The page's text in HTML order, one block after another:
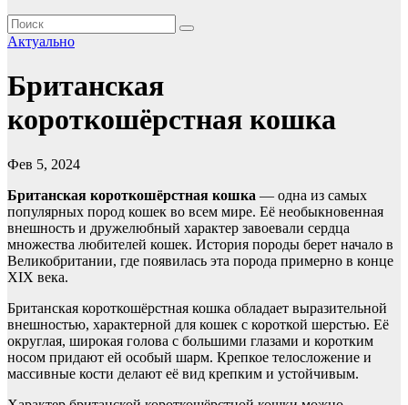
Актуально
Британская
короткошёрстная кошка
Фев 5, 2024
Британская короткошёрстная кошка — одна из самых
популярных пород кошек во всем мире. Её необыкновенная
внешность и дружелюбный характер завоевали сердца
множества любителей кошек. История породы берет начало в
Великобритании, где появилась эта порода примерно в конце
XIX века.
Британская короткошёрстная кошка обладает выразительной
внешностью, характерной для кошек с короткой шерстью. Её
округлая, широкая голова с большими глазами и коротким
носом придают ей особый шарм. Крепкое телосложение и
массивные кости делают её вид крепким и устойчивым.